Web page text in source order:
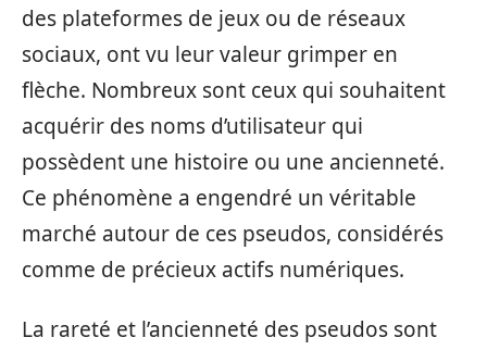
des plateformes de jeux ou de réseaux
sociaux, ont vu leur valeur grimper en
flèche. Nombreux sont ceux qui souhaitent
acquérir des noms d’utilisateur qui
possèdent une histoire ou une ancienneté.
Ce phénomène a engendré un véritable
marché autour de ces pseudos, considérés
comme de précieux actifs numériques.
La rareté et l’ancienneté des pseudos sont